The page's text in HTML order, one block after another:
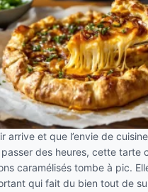
arrive et que l’envie de
passer des heures, cette tarte
caramélisés tombe à pic.
qui fait du bien tout de